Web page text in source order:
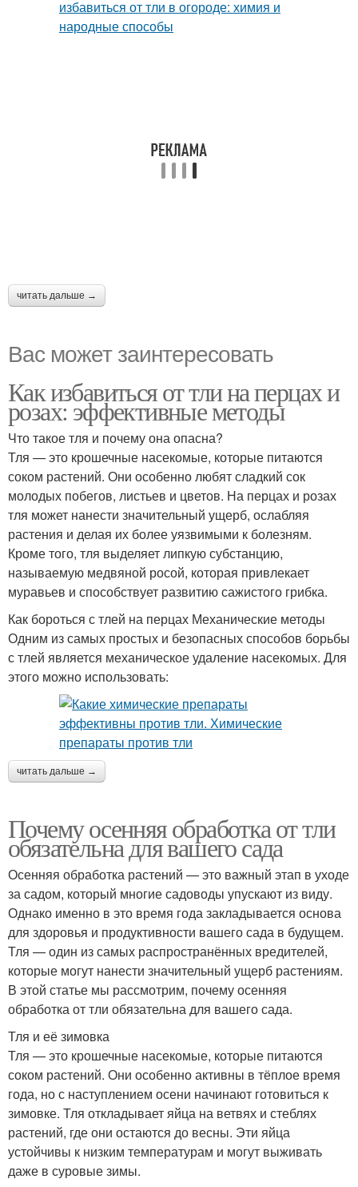
читать дальше →
Вас может заинтересовать
Как избавиться от тли на перцах и
розах: эффективные методы
Что такое тля и почему она опасна?
Тля — это крошечные насекомые, которые питаются
соком растений. Они особенно любят сладкий сок
молодых побегов, листьев и цветов. На перцах и розах
тля может нанести значительный ущерб, ослабляя
растения и делая их более уязвимыми к болезням.
Кроме того, тля выделяет липкую субстанцию,
называемую медвяной росой, которая привлекает
муравьев и способствует развитию сажистого грибка.
Как бороться с тлей на перцах Механические методы
Одним из самых простых и безопасных способов борьбы
с тлей является механическое удаление насекомых. Для
этого можно использовать:
читать дальше →
Почему осенняя обработка от тли
обязательна для вашего сада
Осенняя обработка растений — это важный этап в уходе
за садом, который многие садоводы упускают из виду.
Однако именно в это время года закладывается основа
для здоровья и продуктивности вашего сада в будущем.
Тля — один из самых распространённых вредителей,
которые могут нанести значительный ущерб растениям.
В этой статье мы рассмотрим, почему осенняя
обработка от тли обязательна для вашего сада.
Тля и её зимовка
Тля — это крошечные насекомые, которые питаются
соком растений. Они особенно активны в тёплое время
года, но с наступлением осени начинают готовиться к
зимовке. Тля откладывает яйца на ветвях и стеблях
растений, где они остаются до весны. Эти яйца
устойчивы к низким температурам и могут выживать
даже в суровые зимы.